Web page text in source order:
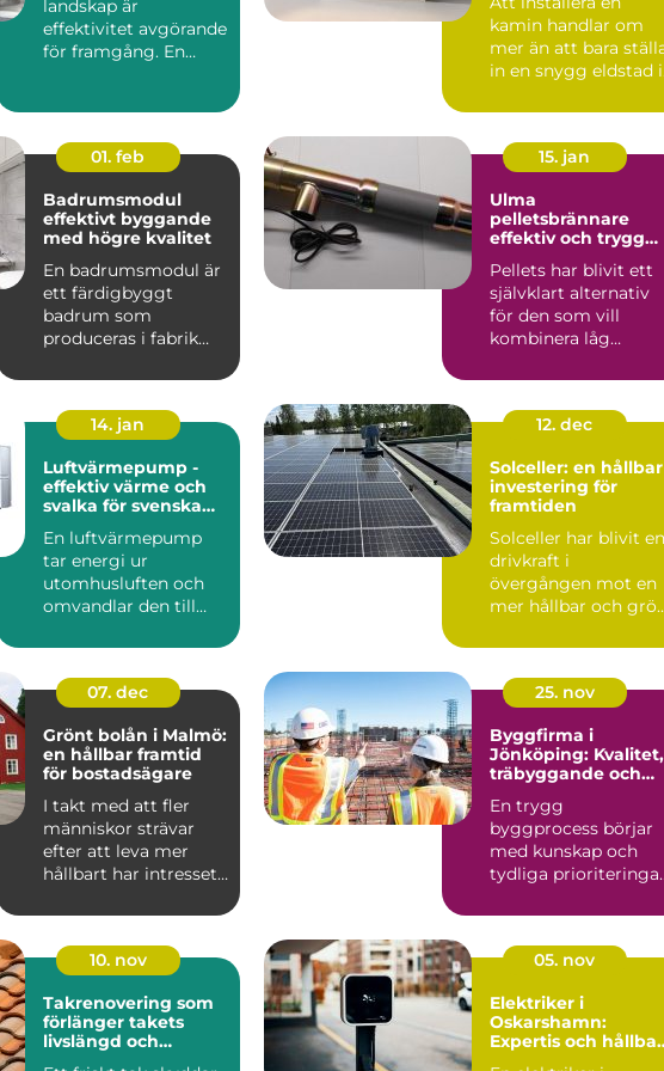
landskap är
effektivitet avgörande
för framgång. En
kamin handlar om
mer än att bara
in en snygg eldstad i
vä...
01. feb
Badrumsmodul
effektivt byggande
med högre kvalitet
En badrumsmodul är
ett färdigbyggt
badrum som
produceras i fabrik
komplett till byggar...
15. jan
Ulma
pelletsbrännare
effektiv och trygg
Pellets har blivit ett
självklart alternativ
för den som vill
kombinera låg
d med ...
14. jan
Luftvärmepump -
effektiv värme och
svalka för svenska
En luftvärmepump
tar energi ur
utomhusluften och
omvandlar den till
inomh...
12. dec
Solceller: en hållbar
investering för
framtiden
Solceller har blivit en
drivkraft i
övergången mot en
mer hållbar och
07. dec
Grönt bolån i Malmö:
en hållbar framtid
för bostadsägare
I takt med att fler
människor strävar
efter att leva mer
hållbart har intresset
25. nov
Byggfirma i
Jönköping: Kvalitet,
träbyggande och
En trygg
byggprocess börjar
med kunskap och
tydliga
10. nov
Takrenovering som
förlänger takets
livslängd och
05. nov
Elektriker i
Oskarshamn:
Expertis och